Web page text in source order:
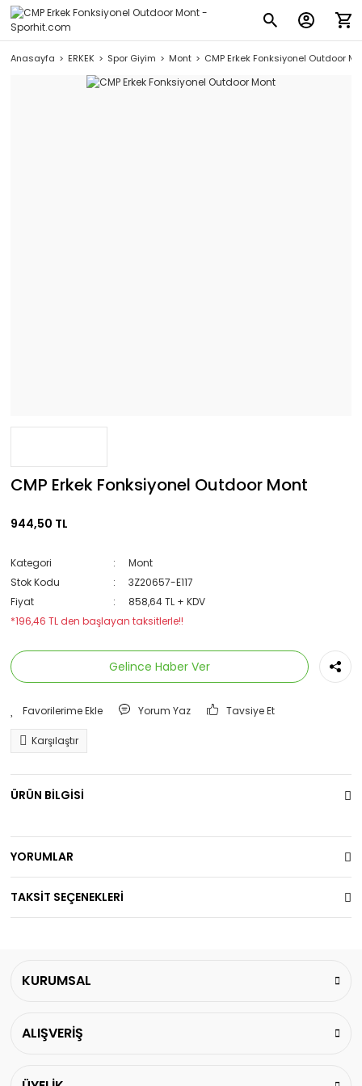
Anasayfa ERKEK Spor Giyim Mont CMP Erkek Fonksiyonel Outdoor
CMP Erkek Fonksiyonel Outdoor Mont
944,50 TL
Kategori
Mont
Stok Kodu
3Z20657-E117
Fiyat
858,64 TL + KDV
*196,46 TL den başlayan taksitlerle!!
Gelince Haber Ver
Yorum Yaz Tavsiye Et
Karşılaştır
ÜRÜN BİLGİSİ
YORUMLAR
TAKSİT SEÇENEKLERİ
KURUMSAL
ALIŞVERİŞ